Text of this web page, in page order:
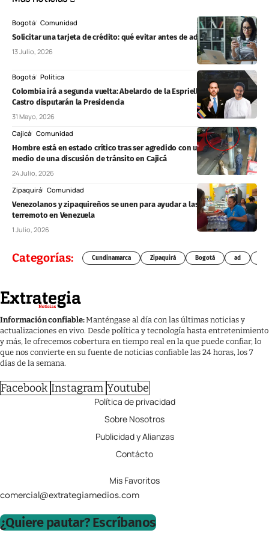
Bogotá Comunidad
Solicitar una tarjeta de crédito: qué evitar antes de adquirir una
13 Julio, 2026
Bogotá Política
Colombia irá a segunda vuelta: Abelardo de la Espriella e Iván Cepeda
Castro disputarán la Presidencia
31 Mayo, 2026
Cajicá Comunidad
Hombre está en estado crítico tras ser agredido con una varilla en
medio de una discusión de tránsito en Cajicá
24 Julio, 2026
Zipaquirá Comunidad
Venezolanos y zipaquireños se unen para ayudar a las víctimas del
terremoto en Venezuela
1 Julio, 2026
Categorías: Cundinamarca Zipaquirá Bogotá ad
Información confiable:Manténgase al día con las últimas noticias y
actualizaciones en vivo. Desde política y tecnología hasta entretenimiento
y más, le ofrecemos cobertura en tiempo real en la que puede confiar, lo
que nos convierte en su fuente de noticias confiable las 24 horas, los 7
días de la semana.
Facebook Instagram Youtube
Política de privacidad
Sobre Nosotros
Publicidad y Alianzas
Contácto
Mis Favoritos
comercial@extrategiamedios.com
¿Quiere pautar? Escríbanos